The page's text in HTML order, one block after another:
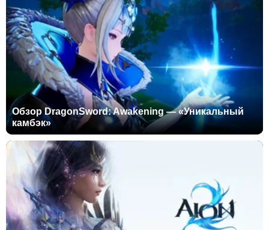
Обзор DragonSword: Awakening — «Уникальный
камбэк»